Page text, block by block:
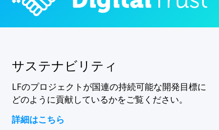
サステナビリティ
LFのプロジェクトが国連の持続可能な開発目標に
どのように貢献しているかをご覧ください。
詳細はこちら